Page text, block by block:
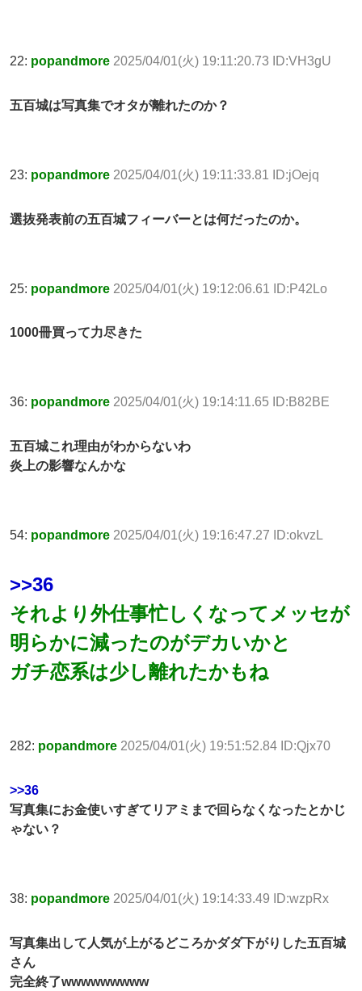
22: popandmore 2025/04/01(火) 19:11:20.73 ID:VH3gU
五百城は写真集でオタが離れたのか？
23: popandmore 2025/04/01(火) 19:11:33.81 ID:jOejq
選抜発表前の五百城フィーバーとは何だったのか。
25: popandmore 2025/04/01(火) 19:12:06.61 ID:P42Lo
1000冊買って力尽きた
36: popandmore 2025/04/01(火) 19:14:11.65 ID:B82BE
五百城これ理由がわからないわ
炎上の影響なんかな
54: popandmore 2025/04/01(火) 19:16:47.27 ID:okvzL
>>36
それより外仕事忙しくなってメッセが
明らかに減ったのがデカいかと
ガチ恋系は少し離れたかもね
282: popandmore 2025/04/01(火) 19:51:52.84 ID:Qjx70
>>36
写真集にお金使いすぎてリアミまで回らなくなったとかじ
ゃない？
38: popandmore 2025/04/01(火) 19:14:33.49 ID:wzpRx
写真集出して人気が上がるどころかダダ下がりした五百城
さん
完全終了wwwwwwwww